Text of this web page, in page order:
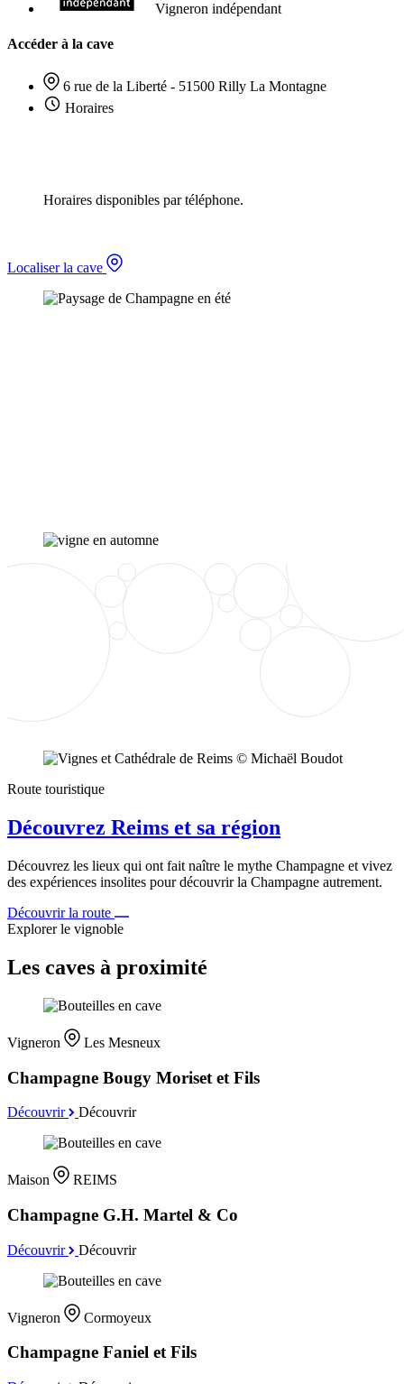
Vigneron indépendant
Accéder à la cave
6 rue de la Liberté - 51500 Rilly La Montagne
Horaires
Horaires disponibles par téléphone.
Localiser la cave
Route touristique
Découvrez Reims et sa région
Découvrez les lieux qui ont fait naître le mythe Champagne et vivez
des expériences insolites pour découvrir la Champagne autrement.
Découvrir la route
Explorer le vignoble
Les caves à proximité
Vigneron Les Mesneux
Champagne Bougy Moriset et Fils
Découvrir Découvrir
Maison REIMS
Champagne G.H. Martel & Co
Découvrir Découvrir
Vigneron Cormoyeux
Champagne Faniel et Fils